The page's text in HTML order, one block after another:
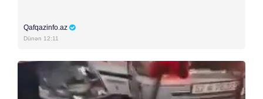
Qafqazinfo.az
Dünən 12:11